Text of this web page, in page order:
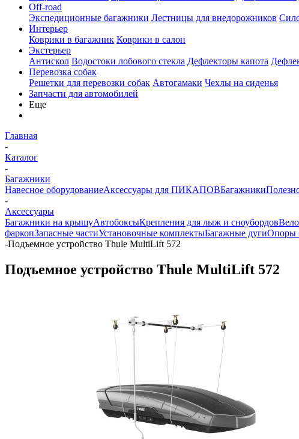
Off-road
Экспедиционные багажники Лестницы для внедорожников
Интерьер
Коврики в багажник Коврики в салон
Экстерьер
Антискол Водостоки лобового стекла Дефлекторы капота
Перевозка собак
Решетки для перевозки собак Автогамаки Чехлы на сиденья
Запчасти для автомобилей
Еще
Главная
-
Каталог
-
Багажники
Навесное оборудованиеАксессуары для ПИКАПОВБагажники
-
Аксессуары
Багажники на крышуАвтобоксыКрепления для лыж и сноубордов
фаркопЗапасные частиУстановочные комплектыБагажные дугиОпоры
-Подъемное устройство Thule MultiLift 572
Подъемное устройство Thule MultiLift 572